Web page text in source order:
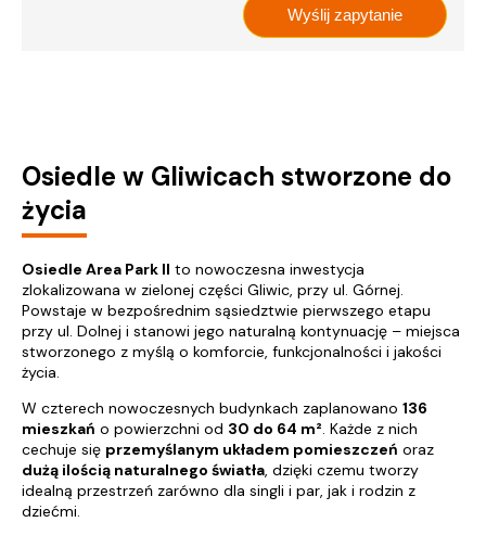
Osiedle w Gliwicach stworzone do
życia
Osiedle Area Park II to nowoczesna inwestycja
zlokalizowana w zielonej części Gliwic, przy ul. Górnej.
Powstaje w bezpośrednim sąsiedztwie pierwszego etapu
przy ul. Dolnej i stanowi jego naturalną kontynuację – miejsca
stworzonego z myślą o komforcie, funkcjonalności i jakości
życia.
W czterech nowoczesnych budynkach zaplanowano 136
mieszkań o powierzchni od 30 do 64 m². Każde z nich
cechuje się przemyślanym układem pomieszczeń oraz
dużą ilością naturalnego światła, dzięki czemu tworzy
idealną przestrzeń zarówno dla singli i par, jak i rodzin z
dziećmi.